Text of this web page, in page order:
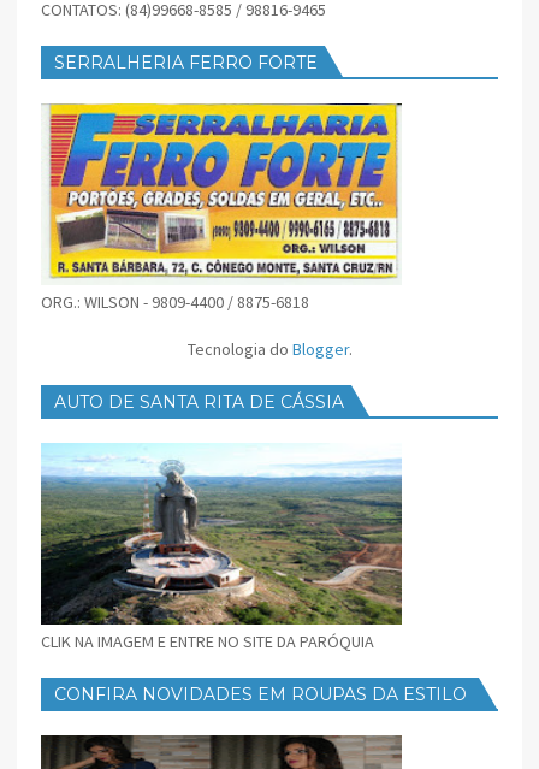
CONTATOS: (84)99668-8585 / 98816-9465
SERRALHERIA FERRO FORTE
ORG.: WILSON - 9809-4400 / 8875-6818
Tecnologia do Blogger.
AUTO DE SANTA RITA DE CÁSSIA
CLIK NA IMAGEM E ENTRE NO SITE DA PARÓQUIA
CONFIRA NOVIDADES EM ROUPAS DA ESTILO